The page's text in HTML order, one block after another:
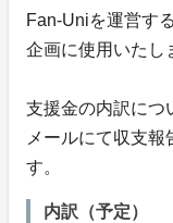
Fan-Uniを運営す
企画に使用いたし
支援金の内訳につ
メールにて収支報
す。
内訳（予定）